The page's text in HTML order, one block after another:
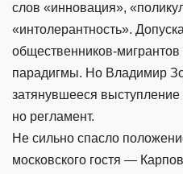
слов «инновация»,
«интолерантность».
общественников-
парадигмы. Но Владимир
затянувшееся выступление
но регламент.
Не сильно спасло
московского гостя —